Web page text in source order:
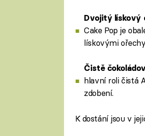
Dvojitý lískový
Cake Pop je
lískovými
Čistě
hlavní roli čistá
zdobení.
K dostání jsou v